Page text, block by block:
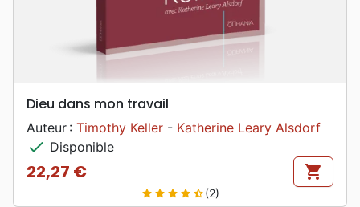
Dieu dans mon travail
Auteur : Timothy Keller - Katherine Leary Alsdorf
check Disponible
Prix
22,27 € shopping_cart
star star star star star_half(2)